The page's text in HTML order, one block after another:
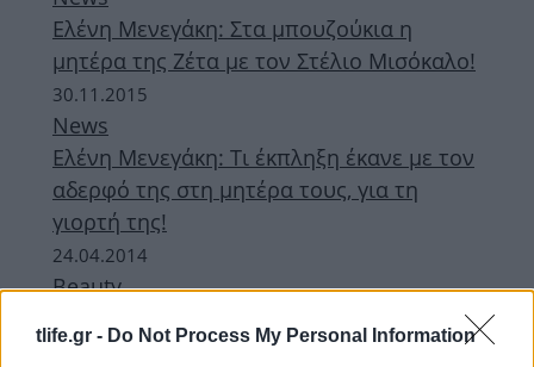
tlife.gr - Do Not Process My Personal Information
Ελένη Μενεγάκη: Στα μπουζούκια η
μητέρα της Ζέτα με τον Στέλιο Μισόκαλο!
30.11.2015
News
Ελένη Μενεγάκη: Tι έκπληξη έκανε με τον
αδερφό της στη μητέρα τους, για τη
γιορτή της!
24.04.2014
Beauty
Ξέρουμε ακριβώς ποιο κραγιόν φορούσε
η Ζέτα στο 1ο live του Just The 2 Of Us!